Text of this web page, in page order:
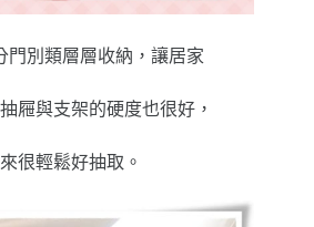
門別類層層收納，讓居家
屜與支架的硬度也很好，
很輕鬆好抽取。